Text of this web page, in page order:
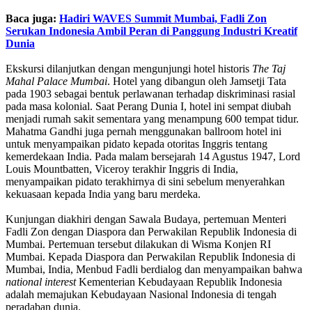
Baca juga: Hadiri WAVES Summit Mumbai, Fadli Zon
Serukan Indonesia Ambil Peran di Panggung Industri Kreatif
Dunia
Ekskursi dilanjutkan dengan mengunjungi hotel historis The Taj
Mahal Palace Mumbai. Hotel yang dibangun oleh Jamsetji Tata
pada 1903 sebagai bentuk perlawanan terhadap diskriminasi rasial
pada masa kolonial. Saat Perang Dunia I, hotel ini sempat diubah
menjadi rumah sakit sementara yang menampung 600 tempat tidur.
Mahatma Gandhi juga pernah menggunakan ballroom hotel ini
untuk menyampaikan pidato kepada otoritas Inggris tentang
kemerdekaan India. Pada malam bersejarah 14 Agustus 1947, Lord
Louis Mountbatten, Viceroy terakhir Inggris di India,
menyampaikan pidato terakhirnya di sini sebelum menyerahkan
kekuasaan kepada India yang baru merdeka.
Kunjungan diakhiri dengan Sawala Budaya, pertemuan Menteri
Fadli Zon dengan Diaspora dan Perwakilan Republik Indonesia di
Mumbai. Pertemuan tersebut dilakukan di Wisma Konjen RI
Mumbai. Kepada Diaspora dan Perwakilan Republik Indonesia di
Mumbai, India, Menbud Fadli berdialog dan menyampaikan bahwa
national interestKementerian Kebudayaan Republik Indonesia
adalah memajukan Kebudayaan Nasional Indonesia di tengah
peradaban dunia.